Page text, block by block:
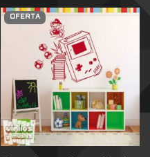
OFERTA